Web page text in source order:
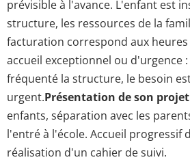
prévisible à l'avance. L'enfant est
structure, les ressources de la
facturation correspond aux heures
accueil exceptionnel ou d'urgence
fréquenté la structure, le besoin
urgent.Présentation de son
enfants, séparation avec les
l'entré à l'école. Accueil progressif
réalisation d'un cahier de suivi.